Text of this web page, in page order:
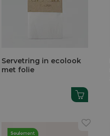
Servetring in ecolook
met folie